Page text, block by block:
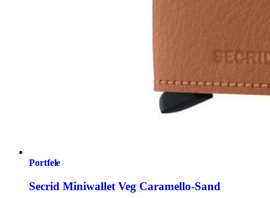
Portfele
Secrid Miniwallet Veg Caramello-Sand